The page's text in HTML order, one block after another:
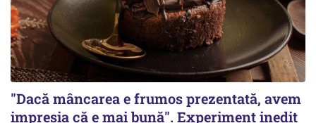
"Dacă mâncarea e frumos prezentată, avem
impresia că e mai bună". Experiment inedit